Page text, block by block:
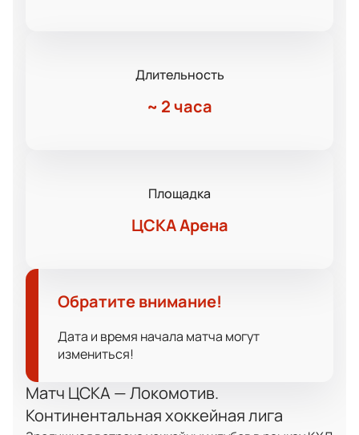
Длительность
~ 2 часа
Площадка
ЦСКА Арена
Обратите внимание!
Дата и время начала матча могут
измениться!
Матч ЦСКА — Локомотив.
Континентальная хоккейная лига